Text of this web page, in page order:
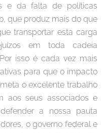
e da falta de políticas
que produz mais do que
transportar esta carga
em toda cadeia
isso é cada vez mais
para que o impacto
o excelente trabalho
aos seus associados e
defender a nossa pauta
o governo federal e